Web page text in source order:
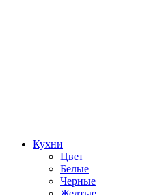
Кухни
Цвет
Белые
Черные